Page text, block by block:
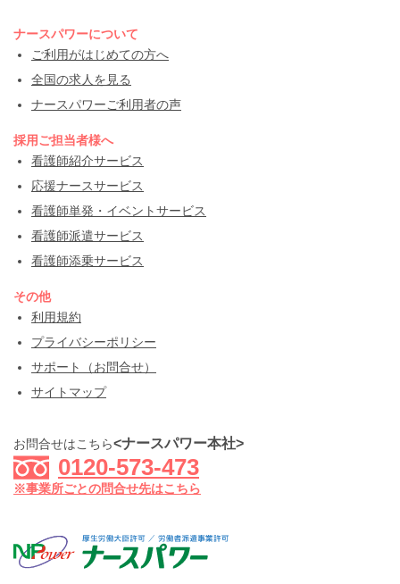
ナースパワーについて
ご利用がはじめての方へ
全国の求人を見る
ナースパワーご利用者の声
採用ご担当者様へ
看護師紹介サービス
応援ナースサービス
看護師単発・イベントサービス
看護師派遣サービス
看護師添乗サービス
その他
利用規約
プライバシーポリシー
サポート（お問合せ）
サイトマップ
お問合せはこちら<ナースパワー本社>
0120-573-473
※事業所ごとの問合せ先はこちら